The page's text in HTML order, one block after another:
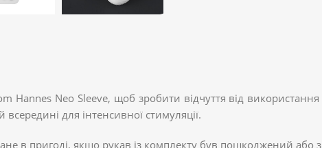
Hannes Neo Sleeve, щоб зробити відчуття від
для інтенсивної стимуляції.
в пригоді, якщо рукав із комплекту був пошкоджений або з